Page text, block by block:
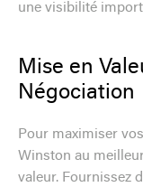
une visibilité
Mise en
Négociation
Pour maximiser
Winston au
valeur. Fournissez